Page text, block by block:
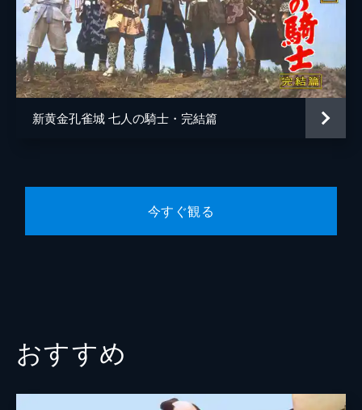
新黄金孔雀城 七人の騎士・完結篇
今すぐ観る
おすすめ